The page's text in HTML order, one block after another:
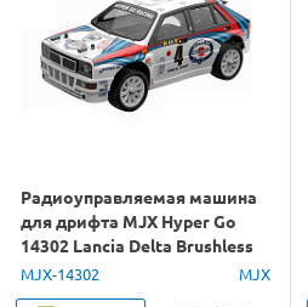
Радиоуправляемая машина
для дрифта MJX Hyper Go
14302 Lancia Delta Brushless
4WD 2.4G LED 1/14 RTR
MJX-14302 MJX